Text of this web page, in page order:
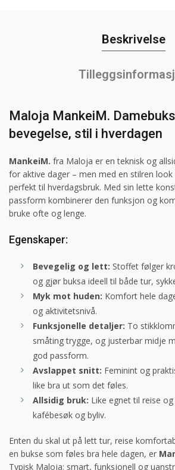
Beskrivelse
Maloja MankeiM.
bevegelse, stil i hverdagen
MankeiM. fra Maloja er en teknisk og
for aktive dager – men med en stilren
perfekt til hverdagsbruk. Med sin lette
passform kombinerer den funksjon og
bruke ofte og lenge.
Egenskaper:
Bevegelig og lett: Stoffet følger
og gjør buksa ideell til både tur,
Myk mot huden: Komfort hele
og aktivitetsnivå.
Funksjonelle detaljer: To
småting trygge, og justerbar midje
god passform.
Avslappet snitt: Feminint og
like bra ut som det føles.
Allsidig bruk: Like egnet til reise
kafébesøk og byliv.
Enten du skal ut på lett tur, reise
en bukse som føles bra hele dagen, er
Typisk Maloja: smart, funksjonell og